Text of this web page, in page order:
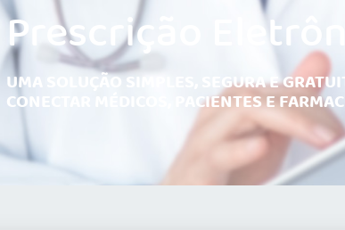
Prescrição
UMA SOLUÇÃO SIMPLES, SEGURA E
CONECTAR MÉDICOS, PACIENTES E